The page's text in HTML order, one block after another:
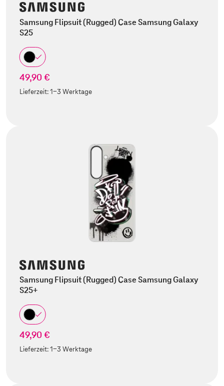
Samsung Flipsuit (Rugged) Case Samsung Galaxy
S25
49,90 €
Lieferzeit:1-3 Werktage
Samsung Flipsuit (Rugged) Case Samsung Galaxy
S25+
49,90 €
Lieferzeit:1-3 Werktage